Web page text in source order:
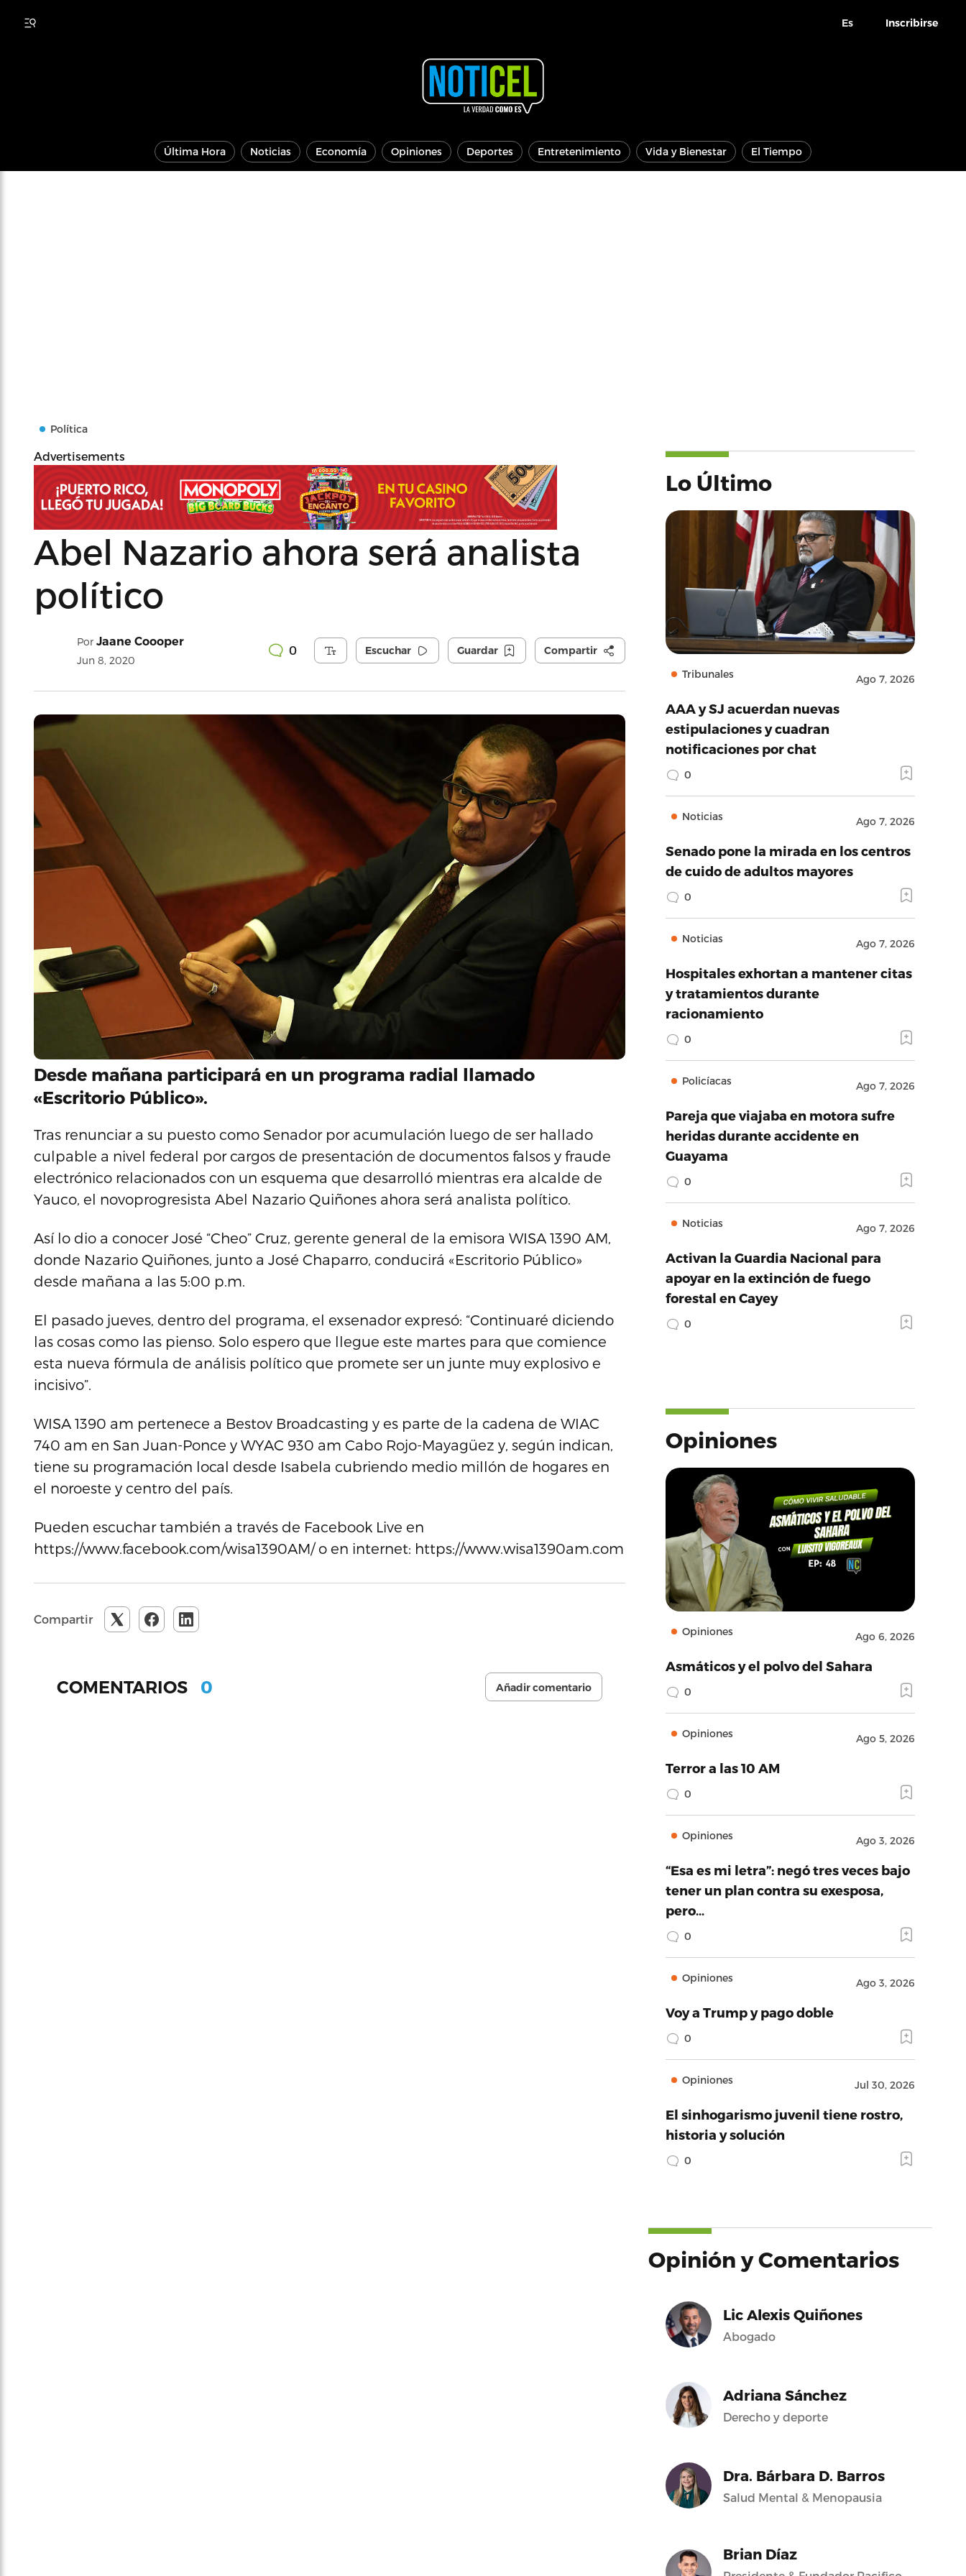
Es Inscribirse
Última Hora Noticias Economía Opiniones Deportes Entretenimiento Vida y Bienestar El Tiempo
Política
Advertisements
Abel Nazario ahora será analista
político
Por Jaane Coooper
Jun 8, 2020
0 Escuchar Guardar Compartir
Desde mañana participará en un programa radial llamado
«Escritorio Público».
Tras renunciar a su puesto como Senador por acumulación luego de ser hallado
culpable a nivel federal por cargos de presentación de documentos falsos y fraude
electrónico relacionados con un esquema que desarrolló mientras era alcalde de
Yauco, el novoprogresista Abel Nazario Quiñones ahora será analista político.
Así lo dio a conocer José “Cheo” Cruz, gerente general de la emisora WISA 1390 AM,
donde Nazario Quiñones, junto a José Chaparro, conducirá «Escritorio Público»
desde mañana a las 5:00 p.m.
El pasado jueves, dentro del programa, el exsenador expresó: “Continuaré diciendo
las cosas como las pienso. Solo espero que llegue este martes para que comience
esta nueva fórmula de análisis político que promete ser un junte muy explosivo e
incisivo”.
WISA 1390 am pertenece a Bestov Broadcasting y es parte de la cadena de WIAC
740 am en San Juan-Ponce y WYAC 930 am Cabo Rojo-Mayagüez y, según indican,
tiene su programación local desde Isabela cubriendo medio millón de hogares en
el noroeste y centro del país.
Pueden escuchar también a través de Facebook Live en
https://www.facebook.com/wisa1390AM/ o en internet: https://www.wisa1390am.com
Compartir
COMENTARIOS 0 Añadir comentario
Lo Último
Tribunales Ago 7, 2026
AAA y SJ acuerdan nuevas
estipulaciones y cuadran
notificaciones por chat
0
Noticias Ago 7, 2026
Senado pone la mirada en los centros
de cuido de adultos mayores
0
Noticias Ago 7, 2026
Hospitales exhortan a mantener citas
y tratamientos durante
racionamiento
0
Policíacas Ago 7, 2026
Pareja que viajaba en motora sufre
heridas durante accidente en
Guayama
0
Noticias Ago 7, 2026
Activan la Guardia Nacional para
apoyar en la extinción de fuego
forestal en Cayey
0
Opiniones
Opiniones Ago 6, 2026
Asmáticos y el polvo del Sahara
0
Opiniones Ago 5, 2026
Terror a las 10 AM
0
Opiniones Ago 3, 2026
“Esa es mi letra”: negó tres veces bajo
tener un plan contra su exesposa,
pero…
0
Opiniones Ago 3, 2026
Voy a Trump y pago doble
0
Opiniones Jul 30, 2026
El sinhogarismo juvenil tiene rostro,
historia y solución
0
Opinión y Comentarios
Lic Alexis Quiñones
Abogado
Adriana Sánchez
Derecho y deporte
Dra. Bárbara D. Barros
Salud Mental & Menopausia
Brian Díaz